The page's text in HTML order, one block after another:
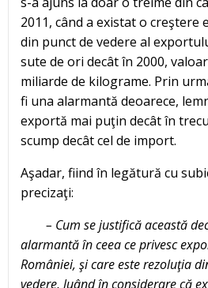
2011, când a existat o creştere
din punct de vedere al
sute de ori decât în 2000,
miliarde de kilograme. Prin
fi una alarmantă deoarece,
exportă mai puţin decât în
scump decât cel de import.
Aşadar, fiind în legătură cu
precizaţi:
– Cum se justifică această
alarmantă în ceea ce privesc
României, şi care este rezoluţia
vedere, luând în considerare că